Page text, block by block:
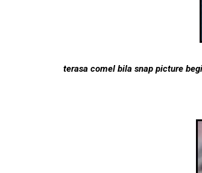
terasa comel bila snap picture